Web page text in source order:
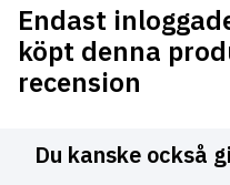
Endast
köpt denna
recension
Du kanske också